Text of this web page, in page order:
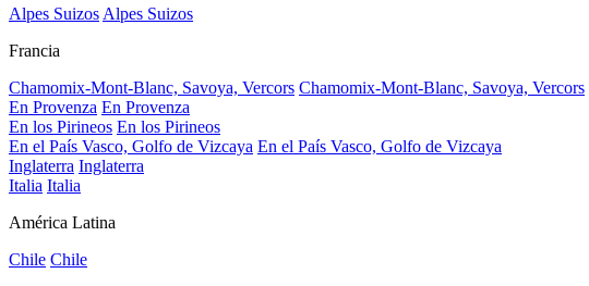
Alpes SuizosAlpes Suizos
Francia
Chamomix-Mont-Blanc, Savoya, Vercors Chamomix-Mont-Blanc, Savoya, Vercors
En Provenza En Provenza
En los Pirineos En los Pirineos
En el País Vasco, Golfo de Vizcaya En el País Vasco, Golfo de Vizcaya
Inglaterra Inglaterra
Italia Italia
América Latina
Chile Chile